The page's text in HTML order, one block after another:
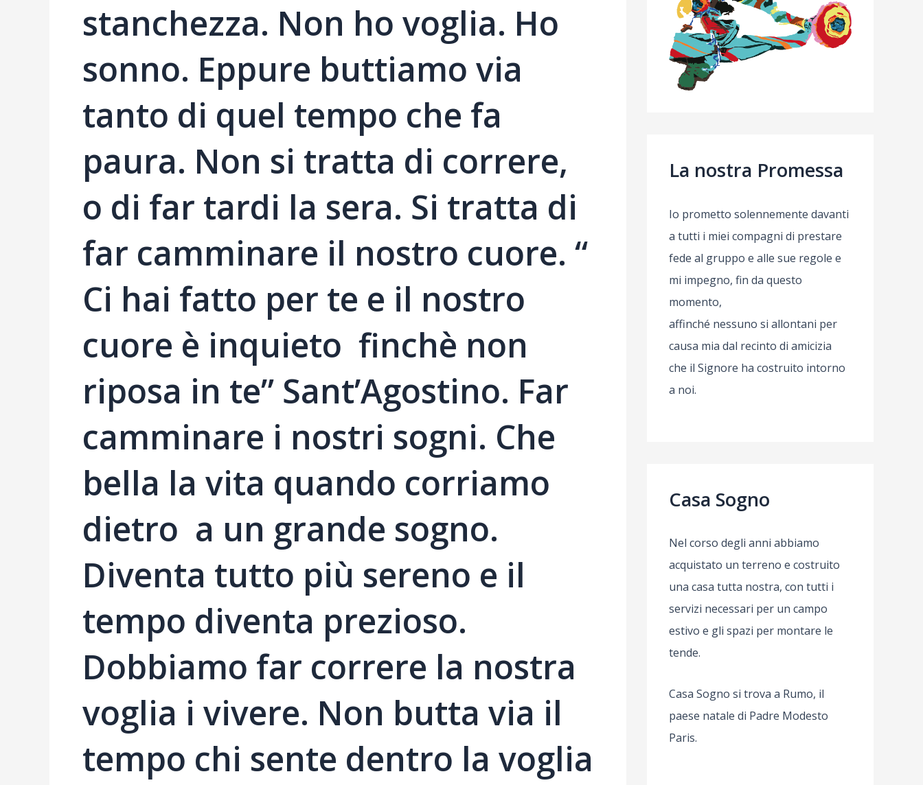
stanchezza. Non ho voglia. Ho
sonno. Eppure buttiamo via
tanto di quel tempo che fa
paura. Non si tratta di correre,
o di far tardi la sera. Si tratta di
far camminare il nostro cuore. “
Ci hai fatto per te e il nostro
cuore è inquieto finchè non
riposa in te” Sant’Agostino. Far
camminare i nostri sogni. Che
bella la vita quando corriamo
dietro a un grande sogno.
Diventa tutto più sereno e il
tempo diventa prezioso.
Dobbiamo far correre la nostra
voglia i vivere. Non butta via il
tempo chi sente dentro la voglia
La nostra Promessa
Io prometto solennemente davanti
a tutti i miei compagni di prestare
fede al gruppo e alle sue regole e
mi impegno, fin da questo
momento,
affinché nessuno si allontani per
causa mia dal recinto di amicizia
che il Signore ha costruito intorno
a noi.
Casa Sogno
Nel corso degli anni abbiamo
acquistato un terreno e costruito
una casa tutta nostra, con tutti i
servizi necessari per un campo
estivo e gli spazi per montare le
tende.
Casa Sogno si trova a Rumo, il
paese natale di Padre Modesto
Paris.